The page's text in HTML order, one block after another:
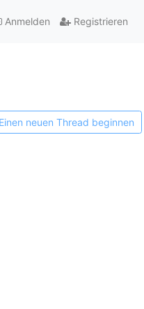
Anmelden Registrieren
Einen neuen Thread beginnen